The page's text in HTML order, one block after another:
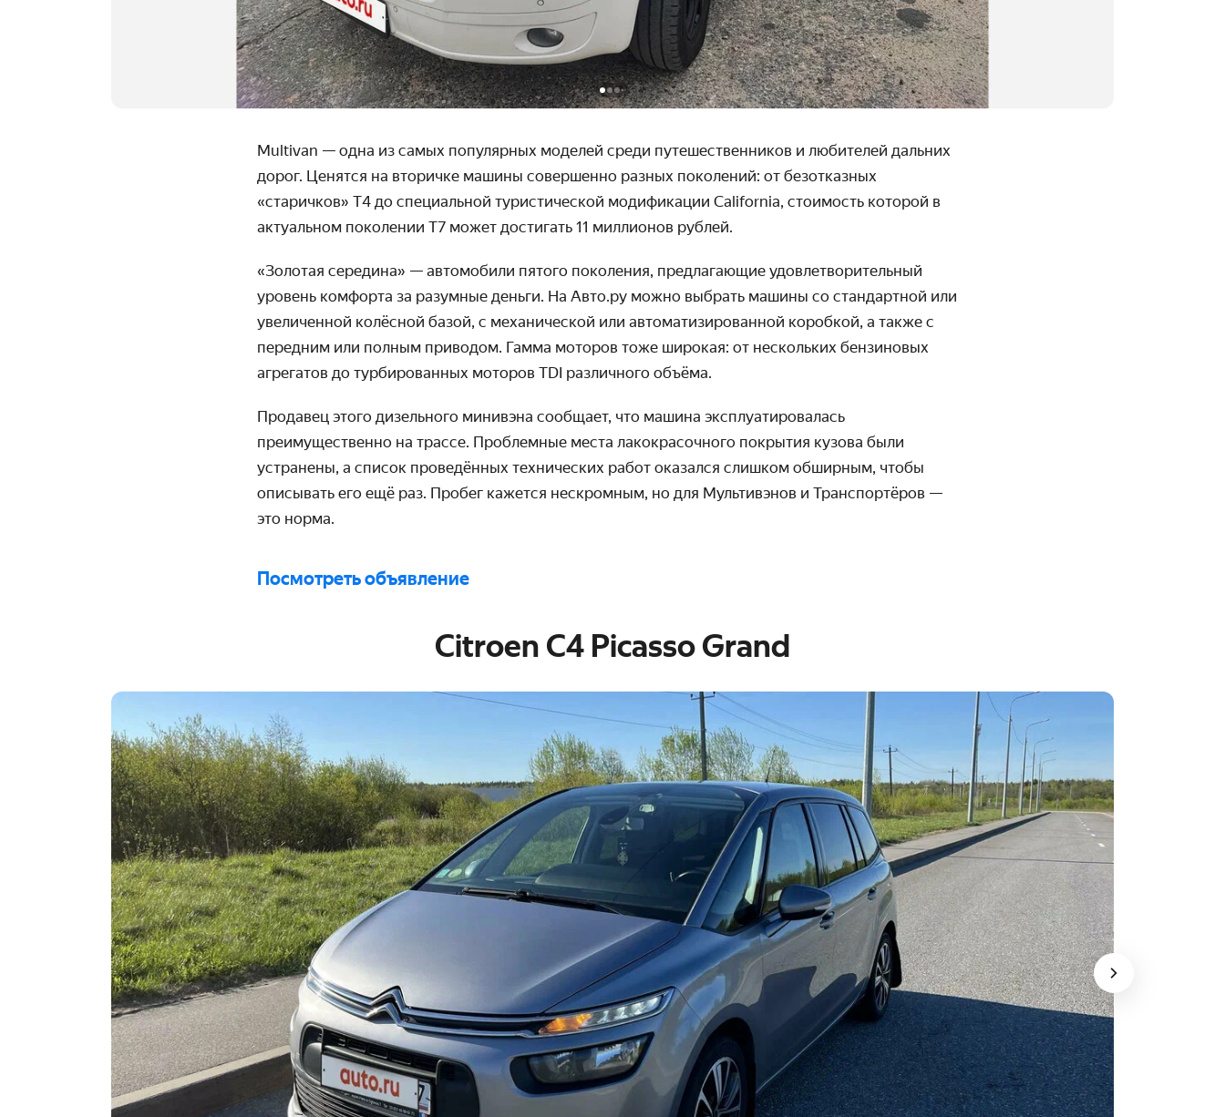
Multivan — одна из самых популярных моделей среди путешественников и любителей дальних
дорог. Ценятся на вторичке машины совершенно разных поколений: от безотказных
«старичков» Т4 до специальной туристической модификации California, стоимость которой в
актуальном поколении T7 может достигать 11 миллионов рублей.
«Золотая середина» — автомобили пятого поколения, предлагающие удовлетворительный
уровень комфорта за разумные деньги. На Авто.ру можно выбрать машины со стандартной или
увеличенной колёсной базой, с механической или автоматизированной коробкой, а также с
передним или полным приводом. Гамма моторов тоже широкая: от нескольких бензиновых
агрегатов до турбированных моторов TDI различного объёма.
Продавец этого дизельного минивэна сообщает, что машина эксплуатировалась
преимущественно на трассе. Проблемные места лакокрасочного покрытия кузова были
устранены, а список проведённых технических работ оказался слишком обширным, чтобы
описывать его ещё раз. Пробег кажется нескромным, но для Мультивэнов и Транспортёров —
это норма.
Посмотреть объявление
Citroen C4 Picasso Grand